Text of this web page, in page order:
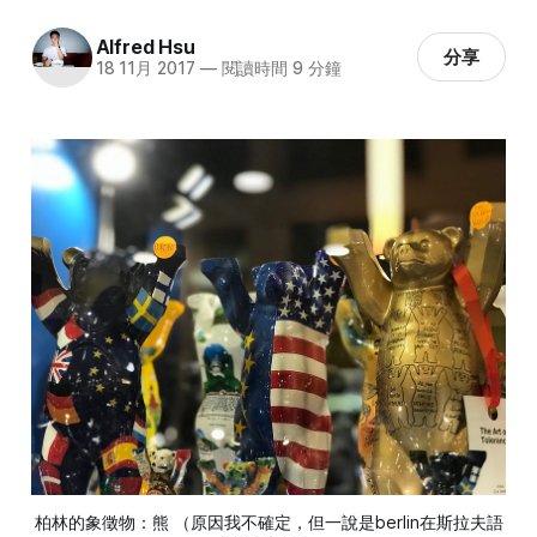
Alfred Hsu
18 11月 2017 —閱讀時間 9 分鐘 分享
柏林的象徵物：熊 （原因我不確定，但一說是berlin在斯拉夫語